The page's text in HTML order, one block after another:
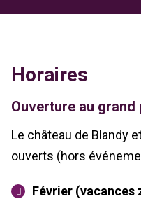
Horaires
Ouverture au grand
Le château de Blandy
ouverts (hors
Février (vacances